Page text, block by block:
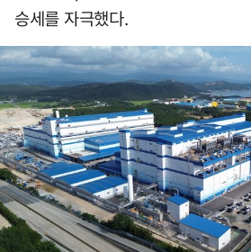
승세를 자극했다.